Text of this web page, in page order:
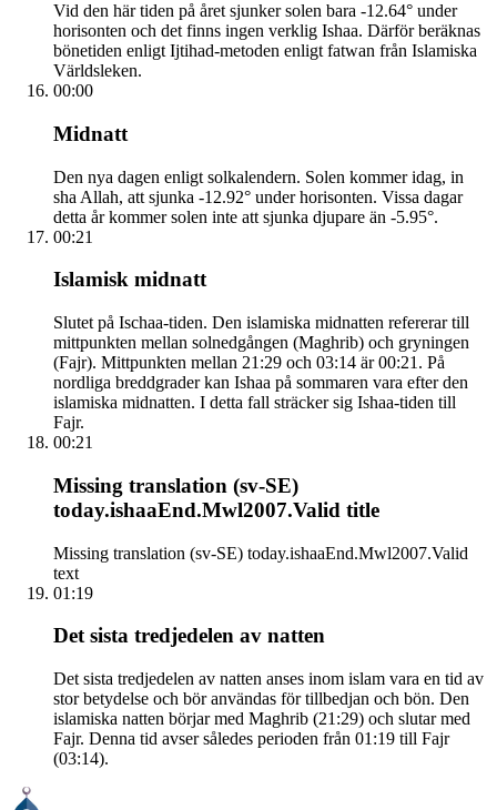
Vid den här tiden på året sjunker solen bara -12.64° under
horisonten och det finns ingen verklig Ishaa. Därför beräknas
bönetiden enligt Ijtihad-metoden enligt fatwan från Islamiska
Världsleken.
00:00
Midnatt
Den nya dagen enligt solkalendern. Solen kommer idag, in
sha Allah, att sjunka -12.92° under horisonten. Vissa dagar
detta år kommer solen inte att sjunka djupare än -5.95°.
00:21
Islamisk midnatt
Slutet på Ischaa-tiden. Den islamiska midnatten refererar till
mittpunkten mellan solnedgången (Maghrib) och gryningen
(Fajr). Mittpunkten mellan 21:29 och 03:14 är 00:21. På
nordliga breddgrader kan Ishaa på sommaren vara efter den
islamiska midnatten. I detta fall sträcker sig Ishaa-tiden till
Fajr.
00:21
Missing translation (sv-SE)
today.ishaaEnd.Mwl2007.Valid title
Missing translation (sv-SE) today.ishaaEnd.Mwl2007.Valid
text
01:19
Det sista tredjedelen av natten
Det sista tredjedelen av natten anses inom islam vara en tid av
stor betydelse och bör användas för tillbedjan och bön. Den
islamiska natten börjar med Maghrib (21:29) och slutar med
Fajr. Denna tid avser således perioden från 01:19 till Fajr
(03:14).